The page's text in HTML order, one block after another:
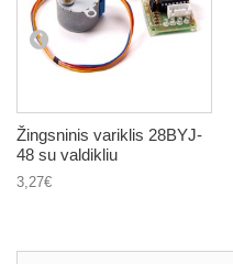
Žingsninis variklis 28BYJ-
48 su valdikliu
3,27€